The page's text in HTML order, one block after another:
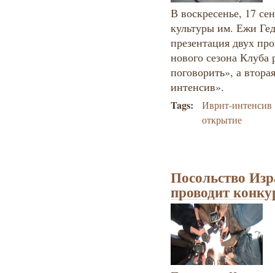
В воскресенье, 17
культуры им. Ежи
презентация двух
нового сезона Клуба
поговорить», а
интенсив».
Tags:
Иврит-интенсив
открытие
Посольство
проводит